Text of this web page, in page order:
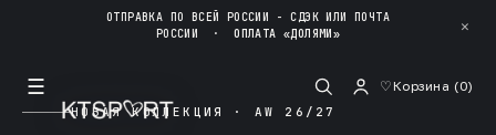
ОТПРАВКА ПО ВСЕЙ РОССИИ - СДЭК ИЛИ ПОЧТА
РОССИИ ·ОПЛАТА «ДОЛЯМИ» ✕
☰ ♡Корзина (0)
НОВАЯ КОЛЛЕКЦИЯ · AW 26/27